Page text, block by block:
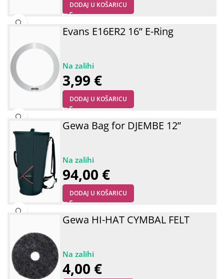
DODAJ U KOŠARICU
Evans E16ER2 16” E-Ring
3,99 €
DODAJ U KOŠARICU
Gewa Bag for DJEMBE 12”
94,00 €
DODAJ U KOŠARICU
Gewa HI-HAT CYMBAL FELT
4,00 €